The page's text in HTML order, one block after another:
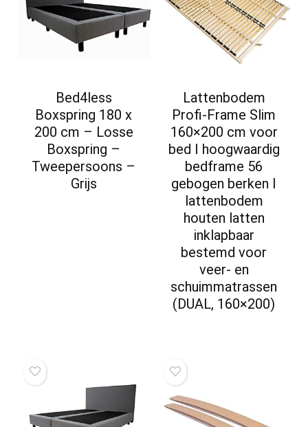
Bed4less
Boxspring 180 x
200 cm – Losse
Boxspring –
Tweepersoons –
Grijs
Lattenbodem
Profi-Frame Slim
160×200 cm voor
bed I hoogwaardig
bedframe 56
gebogen berken I
lattenbodem
houten latten
inklapbaar
bestemd voor
veer- en
schuimmatrassen
(DUAL, 160×200)